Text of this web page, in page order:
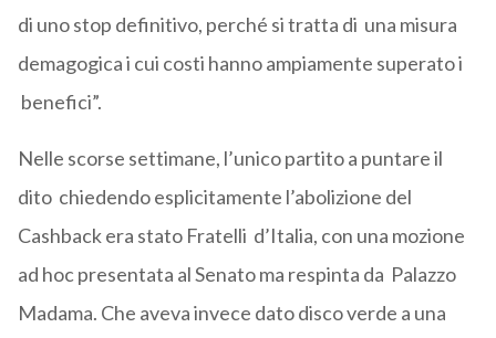
di uno stop definitivo, perché si tratta di una misura
demagogica i cui costi hanno ampiamente superato i
benefici”.
Nelle scorse settimane, l’unico partito a puntare il
dito chiedendo esplicitamente l’abolizione del
Cashback era stato Fratelli d’Italia, con una mozione
ad hoc presentata al Senato ma respinta da Palazzo
Madama. Che aveva invece dato disco verde a una